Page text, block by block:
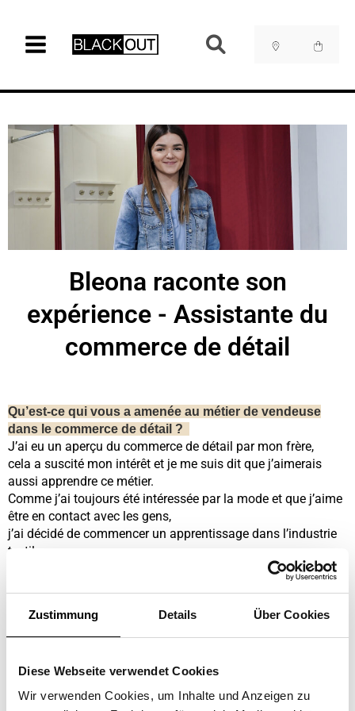
Zustimmung Details Über Cookies
Diese Webseite verwendet Cookies
Wir verwenden Cookies, um Inhalte und Anzeigen zu
contenu
Bleona raconte son
expérience - Assistante du
commerce de détail
Qu’est-ce qui vous a amenée au métier de vendeuse
dans le commerce de détail ?
J’ai eu un aperçu du commerce de détail par mon frère,
cela a suscité mon intérêt et je me suis dit que j’aimerais
aussi apprendre ce métier.
Comme j’ai toujours été intéressée par la mode et que j’aime
être en contact avec les gens,
j’ai décidé de commencer un apprentissage dans l’industrie
textile.
Pourquoi avez-vous postulé chez Blackout ?
Je connaissais Blackout depuis longtemps car je faisais
souvent du shopping avec ma mère dans différentes
conseiller de l’AI a attiré mon attention sur le fait qu’il y avait
encore des places apprentissages disponibles chez